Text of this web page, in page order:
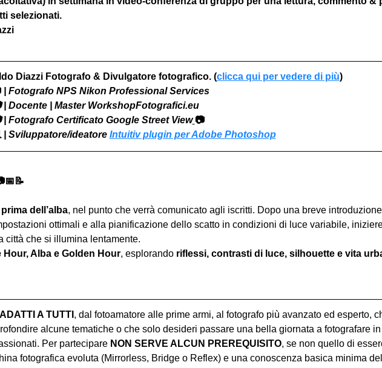
selezionati.
Diazzi Fotografo & Divulgatore fotografico. (clicca qui per vedere di più)
| Fotografo NPS Nikon Professional Services
| Docente | Master WorkshopFotografici.eu
| Fotografo Certificato Google Street View 📷
| Sviluppatore/ideatore Intuitiv plugin per Adobe Photoshop
dell’alba, nel punto che verrà comunicato agli iscritti. Dopo una breve introduzione
ottimali e alla pianificazione dello scatto in condizioni di luce variabile,
città che si illumina lentamente.
Hour, Alba e Golden Hour, esplorando riflessi, contrasti di luce, silhouette e vita
A TUTTI , dal fotoamatore alle prime armi, al fotografo più avanzato ed esperto,
alcune tematiche o che solo desideri passare una bella giornata a fotografare in
Per partecipare NON SERVE ALCUN PREREQUISITO, se non quello di
fotografica evoluta (Mirrorless, Bridge o Reflex) e una conoscenza basica minima